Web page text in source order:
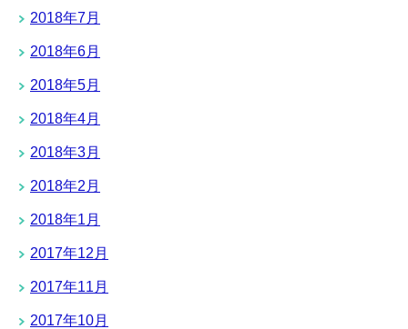
2018年7月
2018年6月
2018年5月
2018年4月
2018年3月
2018年2月
2018年1月
2017年12月
2017年11月
2017年10月